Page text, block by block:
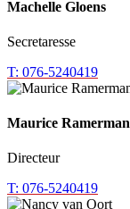
Machelle Gloens
Secretaresse
T: 076-5240419
Maurice Ramerman
Directeur
T: 076-5240419